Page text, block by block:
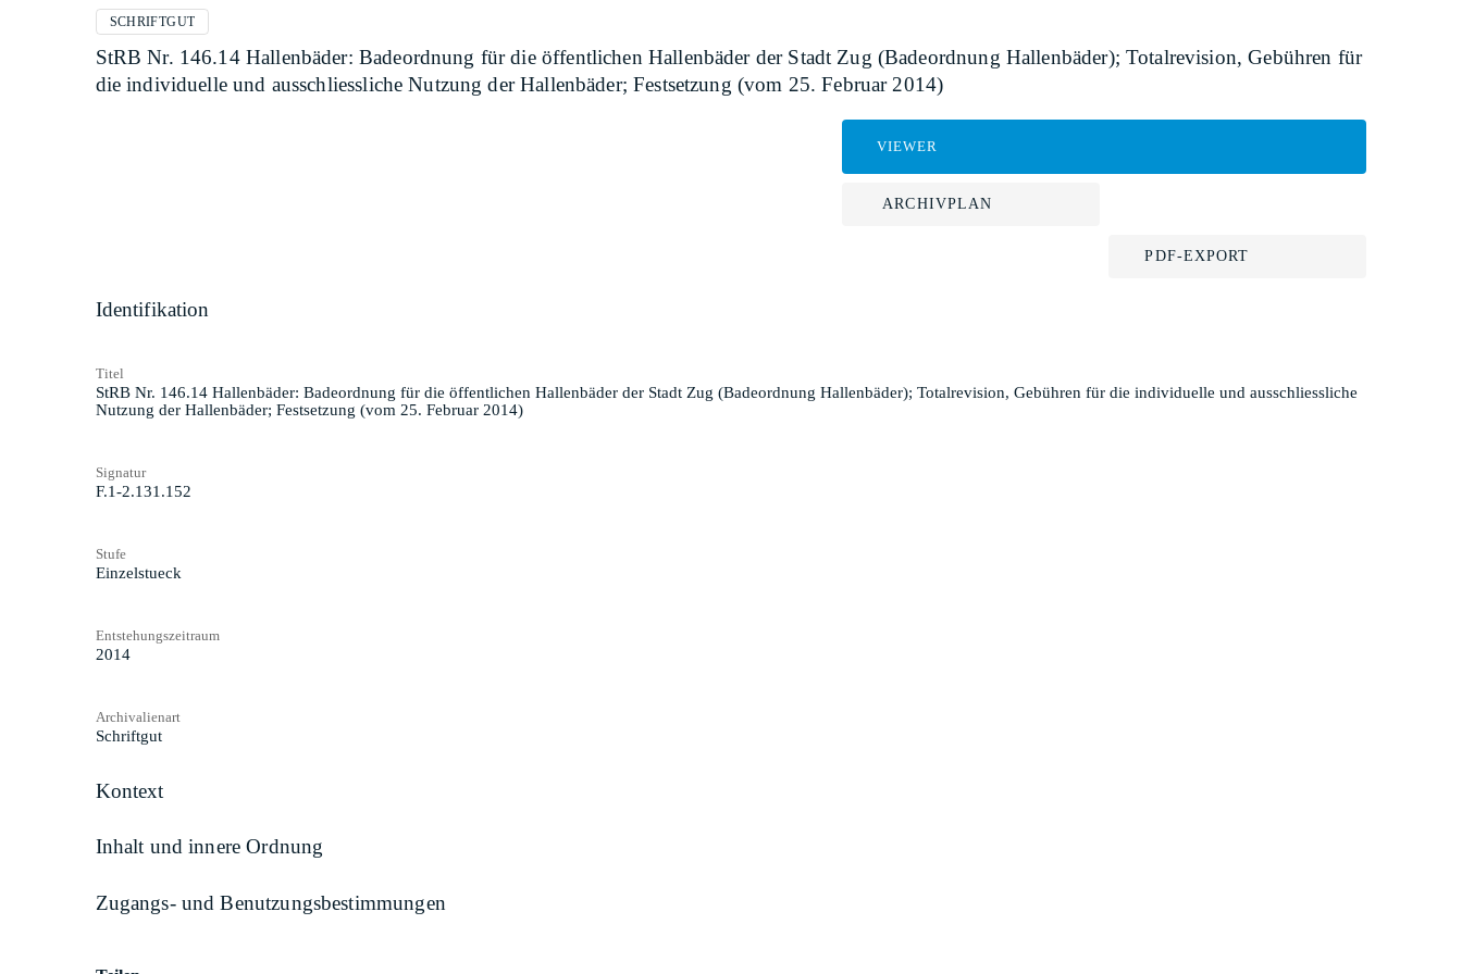
SCHRIFTGUT
StRB Nr. 146.14 Hallenbäder: Badeordnung für die öffentlichen Hallenbäder der Stadt Zug (Badeordnung Hallenbäder); Totalrevision, Gebühren für
die individuelle und ausschliessliche Nutzung der Hallenbäder; Festsetzung (vom 25. Februar 2014)
VIEWER
ARCHIVPLAN
PDF-EXPORT
Identifikation
Titel
StRB Nr. 146.14 Hallenbäder: Badeordnung für die öffentlichen Hallenbäder der Stadt Zug (Badeordnung Hallenbäder); Totalrevision, Gebühren für die individuelle und ausschliessliche
Nutzung der Hallenbäder; Festsetzung (vom 25. Februar 2014)
Signatur
F.1-2.131.152
Stufe
Einzelstueck
Entstehungszeitraum
2014
Archivalienart
Schriftgut
Kontext
Inhalt und innere Ordnung
Zugangs- und Benutzungsbestimmungen